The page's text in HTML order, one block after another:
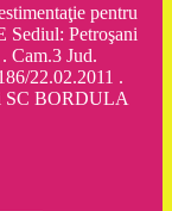
pentru
Sediul: Petroşani
Cam.3 Jud.
22.02.2011 .
SC BORDULA